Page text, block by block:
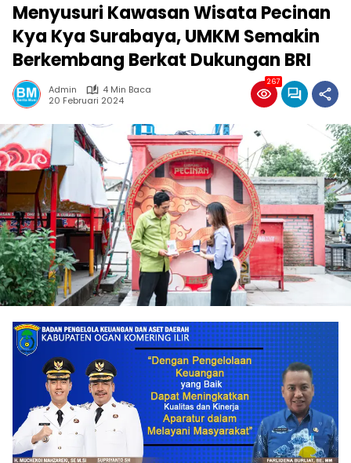
Menyusuri Kawasan Wisata Pecinan
Kya Kya Surabaya, UMKM Semakin
Berkembang Berkat Dukungan BRI
Admin
4 Min Baca
20 Februari 2024
267